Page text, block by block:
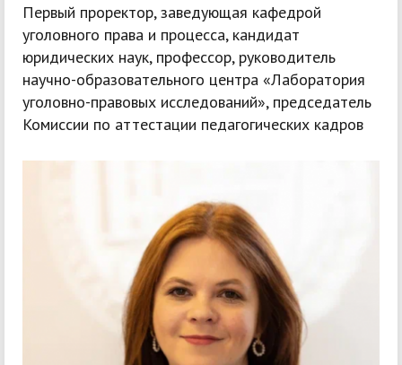
Первый проректор, заведующая кафедрой
уголовного права и процесса, кандидат
юридических наук, профессор, руководитель
научно-образовательного центра «Лаборатория
уголовно-правовых исследований», председатель
Комиссии по аттестации педагогических кадров